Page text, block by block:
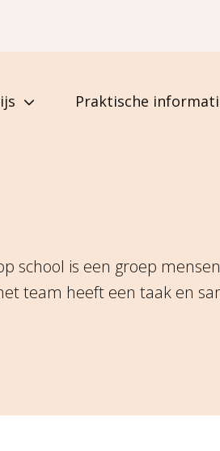
Praktische
school is een groep
team heeft een taak en